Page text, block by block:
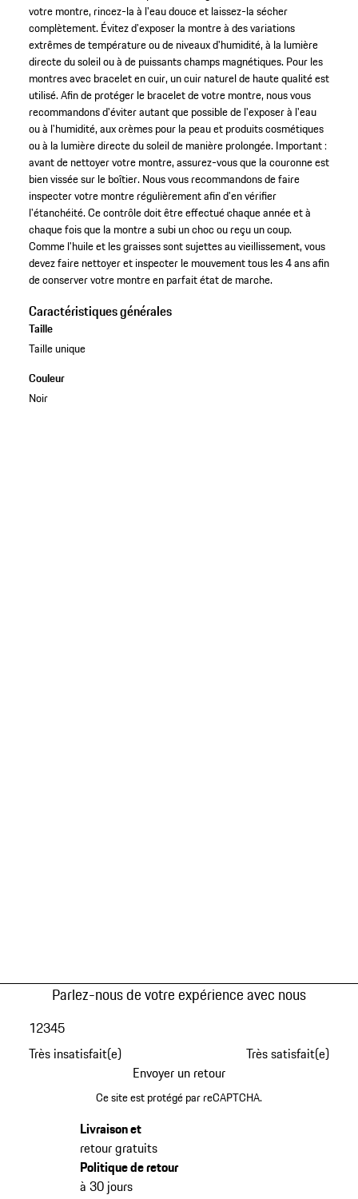
votre montre, rincez-la à l'eau douce et laissez-la sécher
complètement. Évitez d'exposer la montre à des variations
extrêmes de température ou de niveaux d'humidité, à la lumière
directe du soleil ou à de puissants champs magnétiques. Pour les
montres avec bracelet en cuir, un cuir naturel de haute qualité est
utilisé. Afin de protéger le bracelet de votre montre, nous vous
recommandons d'éviter autant que possible de l'exposer à l'eau
ou à l'humidité, aux crèmes pour la peau et produits cosmétiques
ou à la lumière directe du soleil de manière prolongée. Important :
avant de nettoyer votre montre, assurez-vous que la couronne est
bien vissée sur le boîtier. Nous vous recommandons de faire
inspecter votre montre régulièrement afin d'en vérifier
l'étanchéité. Ce contrôle doit être effectué chaque année et à
chaque fois que la montre a subi un choc ou reçu un coup.
Comme l'huile et les graisses sont sujettes au vieillissement, vous
devez faire nettoyer et inspecter le mouvement tous les 4 ans afin
de conserver votre montre en parfait état de marche.
Caractéristiques générales
Taille
Taille unique
Couleur
Noir
Parlez-nous de votre expérience avec nous
Très insatisfait(e)
12345
Très satisfait(e)
Envoyer un retour
Ce site est protégé par reCAPTCHA.
Livraison et
retour gratuits
Politique de retour
à 30 jours